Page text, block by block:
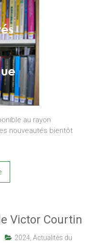
au rayon
nouveautés bientôt
Victor Courtin
2024 ,Actualités du